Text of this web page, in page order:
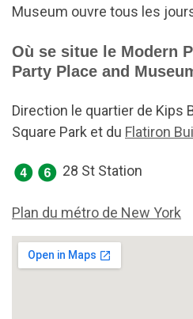
Museum ouvre tous les
Où se situe le Modern
Party Place and
Direction le quartier de Kips
Square Park et du Flatiron
28 St Station
Plan du métro de New York